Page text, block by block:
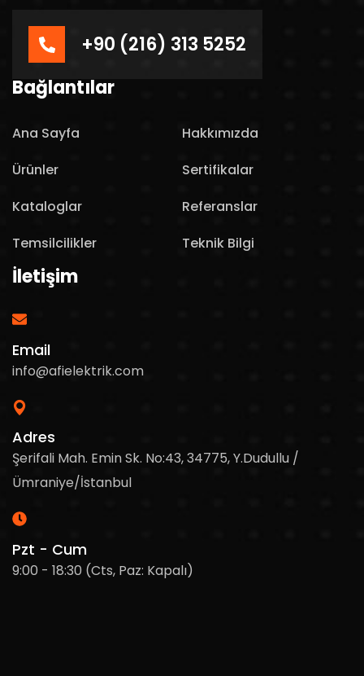
+90 (216) 313 5252
Bağlantılar
Ana Sayfa
Hakkımızda
Ürünler
Sertifikalar
Kataloglar
Referanslar
Temsilcilikler
Teknik Bilgi
İletişim
Email
info@afielektrik.com
Adres
Şerifali Mah. Emin Sk. No:43, 34775, Y.Dudullu /
Ümraniye/İstanbul
Pzt - Cum
9:00 - 18:30 (Cts, Paz: Kapalı)